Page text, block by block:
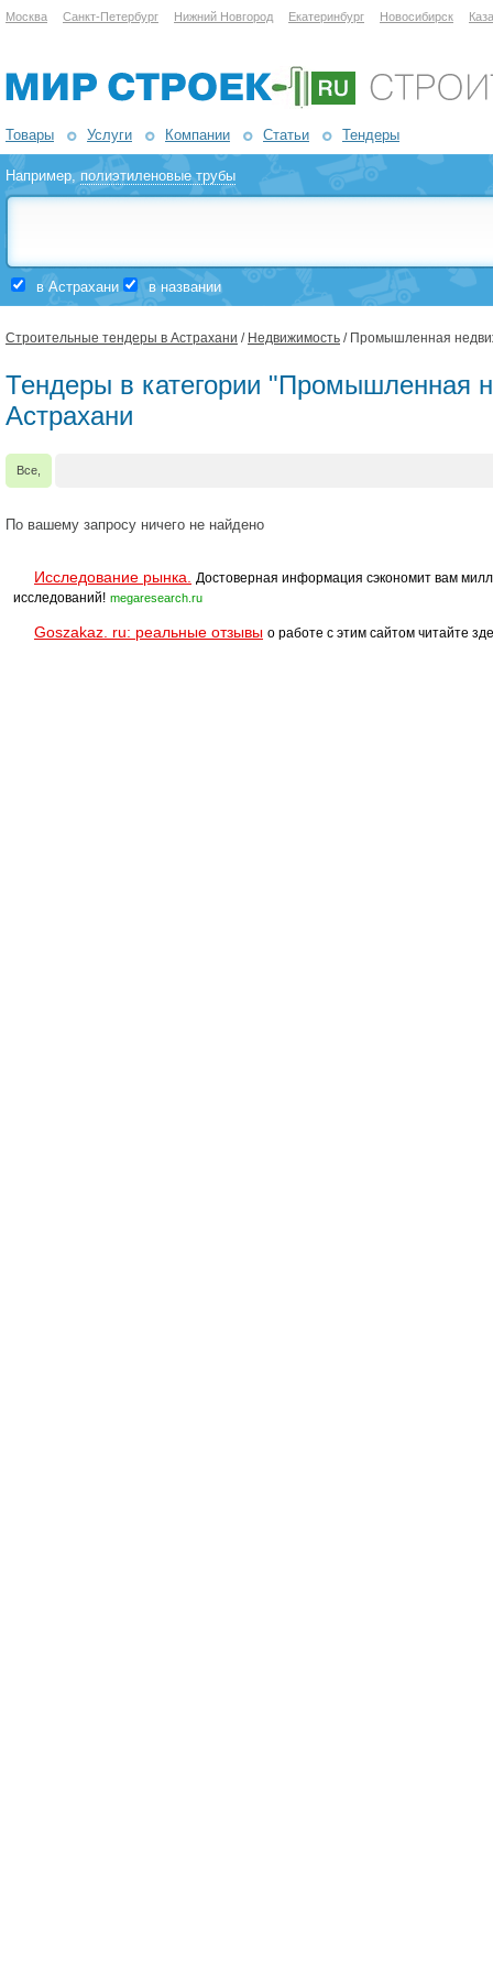
Москва Санкт-Петербург Нижний Новгород Екатеринбург Новосибирск
Товары Услуги Компании Статьи Тендеры
Например,полиэтиленовые трубы
в Астрахани в названии
Строительные тендеры в Астрахани / Недвижимость / Промышленная
Тендеры в категории "Промышленная
Астрахани
Все,
По вашему запросу ничего не найдено
Исследование рынка.
Достоверная информация сэкономит вам
исследований! megaresearch.ru
Goszakaz. ru: реальные отзывы о работе с этим сайтом читайте